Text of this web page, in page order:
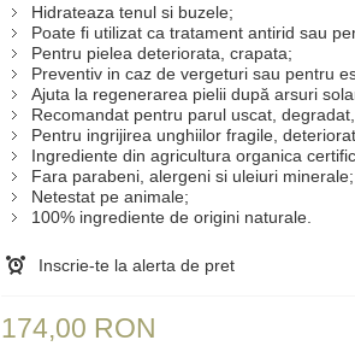
Hidrateaza tenul si buzele;
Poate fi utilizat ca tratament antirid sau
Pentru pielea deteriorata, crapata;
Preventiv in caz de vergeturi sau pentru
Ajuta la regenerarea pielii după arsuri
Recomandat pentru parul uscat,
Pentru ingrijirea unghiilor fragile,
Ingrediente din agricultura organica
Fara parabeni, alergeni si uleiuri minerale;
Netestat pe animale;
100% ingrediente de origini naturale.
Inscrie-te la alerta de pret
174,00 RON